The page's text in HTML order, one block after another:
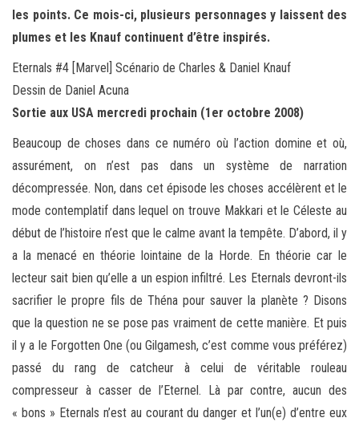
les points. Ce mois-ci, plusieurs personnages y laissent des
plumes et les Knauf continuent d’être inspirés.
Eternals #4 [Marvel] Scénario de Charles & Daniel Knauf
Dessin de Daniel Acuna
Sortie aux USA mercredi prochain (1er octobre 2008)
Beaucoup de choses dans ce numéro où l’action domine et où,
assurément, on n’est pas dans un système de narration
décompressée. Non, dans cet épisode les choses accélèrent et le
mode contemplatif dans lequel on trouve Makkari et le Céleste au
début de l’histoire n’est que le calme avant la tempête. D’abord, il y
a la menacé en théorie lointaine de la Horde. En théorie car le
lecteur sait bien qu’elle a un espion infiltré. Les Eternals devront-ils
sacrifier le propre fils de Théna pour sauver la planète ? Disons
que la question ne se pose pas vraiment de cette manière. Et puis
il y a le Forgotten One (ou Gilgamesh, c’est comme vous préférez)
passé du rang de catcheur à celui de véritable rouleau
compresseur à casser de l’Eternel. Là par contre, aucun des
« bons » Eternals n’est au courant du danger et l’un(e) d’entre eux